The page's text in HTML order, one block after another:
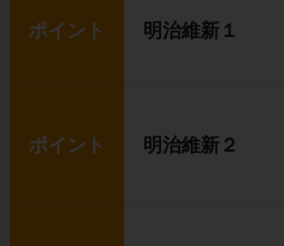
ポイント 明治維新１
ポイント 明治維新２